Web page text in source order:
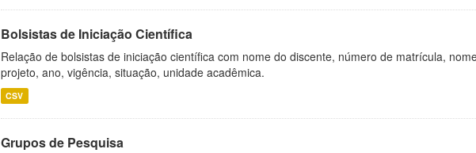
Bolsistas de Iniciação Científica
Relação de bolsistas de iniciação científica com nome do discente, número de matrícula,
projeto, ano, vigência, situação, unidade acadêmica.
CSV
Grupos de Pesquisa